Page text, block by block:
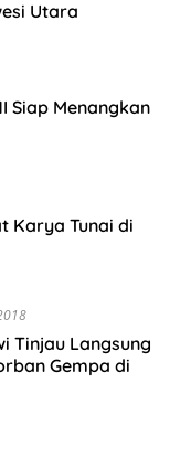
Utara
Siap Menangkan
Karya Tunai di
Tinjau Langsung
Gempa di